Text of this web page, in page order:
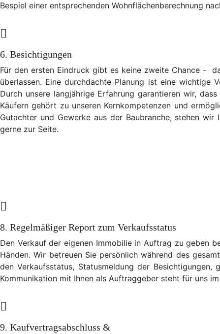
Bespiel einer entsprechenden Wohnflächenberechnung
6. Besichtigungen
Für den ersten Eindruck gibt es keine zweite Chance -
überlassen. Eine durchdachte Planung ist eine wichtige
Durch unsere langjährige Erfahrung garantieren wir,
Käufern gehört zu unseren Kernkompetenzen und
Gutachter und Gewerke aus der Baubranche, stehen
gerne zur Seite.
8. Regelmäßiger Report zum Verkaufsstatus
Den Verkauf der eigenen Immobilie in Auftrag zu geben
Händen. Wir betreuen Sie persönlich während des
den Verkaufsstatus, Statusmeldung der
Kommunikation mit Ihnen als Auftraggeber steht für uns
9. Kaufvertragsabschluss &